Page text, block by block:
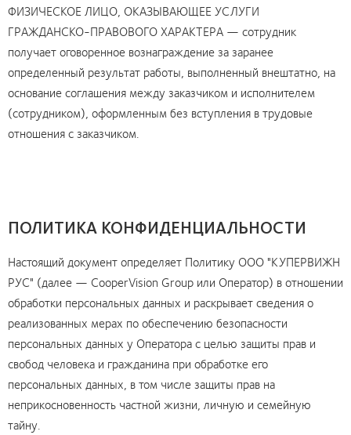
ФИЗИЧЕСКОЕ ЛИЦО, ОКАЗЫВАЮЩЕЕ УСЛУГИ
ГРАЖДАНСКО-ПРАВОВОГО ХАРАКТЕРА — сотрудник
получает оговоренное вознаграждение за заранее
определенный результат работы, выполненный внештатно, на
основание соглашения между заказчиком и исполнителем
(сотрудником), оформленным без вступления в трудовые
отношения с заказчиком.
ПОЛИТИКА КОНФИДЕНЦИАЛЬНОСТИ
Настоящий документ определяет Политику ООО "КУПЕРВИЖН
РУС" (далее — CooperVision Group или Оператор) в отношении
обработки персональных данных и раскрывает сведения о
реализованных мерах по обеспечению безопасности
персональных данных у Оператора с целью защиты прав и
свобод человека и гражданина при обработке его
персональных данных, в том числе защиты прав на
неприкосновенность частной жизни, личную и семейную
тайну.